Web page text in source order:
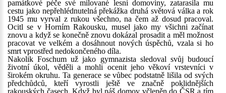
památkové péče své milované lesní domoviny, zatarasila mu
cestu jako nepřehlédnutelná překážka druhá světová válka a rok
1945 mu vyrval z rukou všechno, na čem až dosud pracoval.
Ocitl se v Horním Rakousku, musel jako my všichni začínat
znovu a když se konečně znovu dokázal prosadit a měl možnost
pracovat ve velkém a dosáhnout nových úspěchů, vzala si ho
smrt vprostřed nedokončeného díla.
Nakolik Foschum už jako gymnazista sledoval svůj budoucí
životní úkol, věděli a mohli ocenit jeho věkoví vrstevníci v
širokém okruhu. Ta generace se vůbec podstatně lišila od svých
předchůdců, kteří vyrostli ještě ve značně poklidnějších
rakouských časech. Když byl náš domov včleněn do ČSR a tím